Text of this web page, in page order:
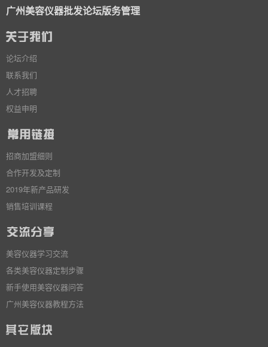
广州美容仪器批发论坛版务管理
论坛介绍
联系我们
人才招聘
权益申明
招商加盟细则
合作开发及定制
2019年新产品研发
销售培训课程
美容仪器学习交流
各类美容仪器定制步骤
新手使用美容仪器问答
广州美容仪器教程方法